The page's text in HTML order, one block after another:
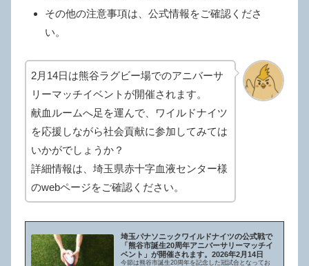
その他の注意事項は、公式情報をご確認くださ
い。
2月14日は熊谷ラグビー場でのアニバーサ
リーマッチイベントが開催されます。
献血ルームへ足を運んで、ワイルドナイツ
を応援しながら社会貢献に参加してみては
いかがでしょうか？
詳細情報は、埼玉県赤十字血液センター様
のwebページをご確認ください。
埼玉パナソニックワイルドナイツの公式戦で
「熊谷市誕生20周年アニバーサリーマッチイ
ベント」が開催されます。2026年2月14日
今節は熊谷市誕生20周年を記念した冠試合となってお